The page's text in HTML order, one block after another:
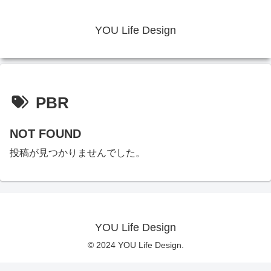
YOU Life Design
PBR
NOT FOUND
投稿が見つかりませんでした。
YOU Life Design
© 2024 YOU Life Design.